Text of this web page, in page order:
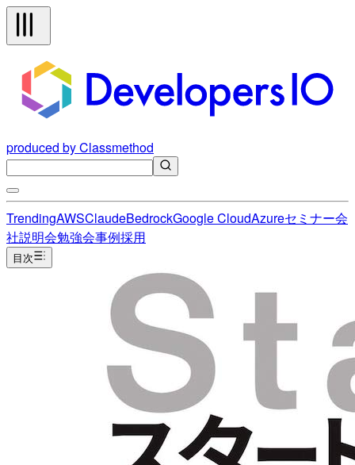
produced by Classmethod
TrendingAWSClaudeBedrockGoogle CloudAzureセミナー会
社説明会勉強会事例採用
目次